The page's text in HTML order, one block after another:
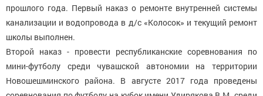
прошлого года. Первый наказ о ремонте внутренней системы
канализации и водопровода в д/с «Колосок» и текущий ремонт
школы выполнен.
Второй наказ - провести республиканские соревнования по
мини-футболу среди чувашской автономии на территории
Новошешминского района. В августе 2017 года проведены